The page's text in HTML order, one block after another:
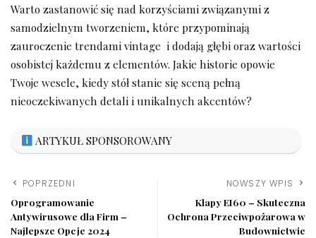
Warto ​zastanowić się nad ​korzyściami związanymi z
samodzielnym tworzeniem, które​ przypominają
zauroczenie trendami ​vintage ⁣ i dodają głębi oraz wartości ​
osobistej ​każdemu z elementów. Jakie historie opowie
Twoje ​wesele, kiedy stół stanie się sceną pełną
nieoczekiwanych detali i unikalnych akcentów?
ARTYKUŁ SPONSOROWANY
POPRZEDNI
Oprogramowanie
Antywirusowe dla Firm –
Najlepsze Opcje 2024
NOWSZY WPIS
Klapy EI60 – Skuteczna
Ochrona Przeciwpożarowa w
Budownictwie